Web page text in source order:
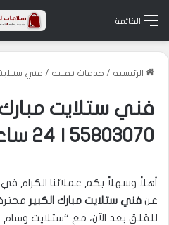
القائمة
الرئيسية / خدمات تقنية / فني
فني ستلايت مبارك
55803070 | 24 ساعة
أهلاً وسهلاً بكم عملائنا الكرام
عن فني ستلايت مبارك الكبير
للقلق بعد الآن، مع “ستلايت وسام